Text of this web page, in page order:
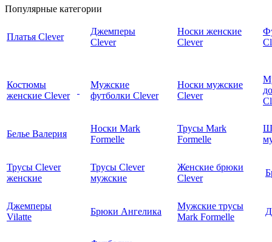
Популярные категории
Платья Clever
Джемперы
Clever
Носки женские
Clever
Костюмы
женские Clever
Мужские
футболки Clever
Носки мужские
Clever
Белье Валерия
Носки Mark
Formelle
Трусы Mark
Formelle
Трусы Clever
женские
Трусы Clever
мужские
Женские брюки
Clever
Джемперы
Vilatte
Брюки Ангелика
Мужские трусы
Mark Formelle